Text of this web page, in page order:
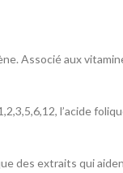
Associé aux
l’acide
des extraits qui